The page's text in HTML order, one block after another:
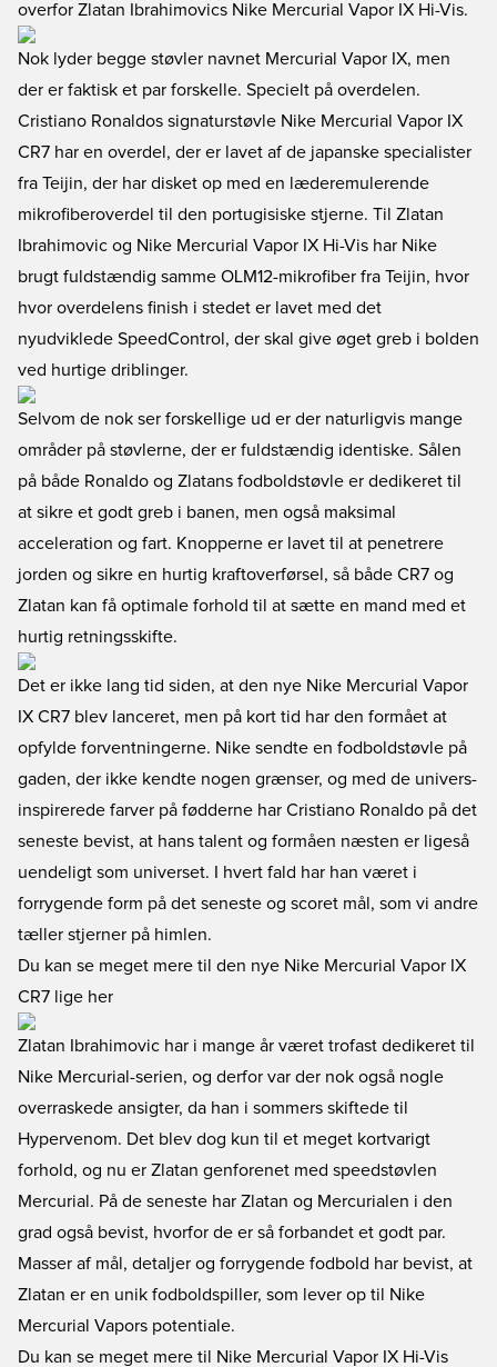
overfor Zlatan Ibrahimovics Nike Mercurial Vapor IX Hi-Vis.
Nok lyder begge støvler navnet Mercurial Vapor IX, men
der er faktisk et par forskelle. Specielt på overdelen.
Cristiano Ronaldos signaturstøvle Nike Mercurial Vapor IX
CR7 har en overdel, der er lavet af de japanske specialister
fra Teijin, der har disket op med en læderemulerende
mikrofiberoverdel til den portugisiske stjerne. Til Zlatan
Ibrahimovic og Nike Mercurial Vapor IX Hi-Vis har Nike
brugt fuldstændig samme OLM12-mikrofiber fra Teijin, hvor
hvor overdelens finish i stedet er lavet med det
nyudviklede SpeedControl, der skal give øget greb i bolden
ved hurtige driblinger.
Selvom de nok ser forskellige ud er der naturligvis mange
områder på støvlerne, der er fuldstændig identiske. Sålen
på både Ronaldo og Zlatans fodboldstøvle er dedikeret til
at sikre et godt greb i banen, men også maksimal
acceleration og fart. Knopperne er lavet til at penetrere
jorden og sikre en hurtig kraftoverførsel, så både CR7 og
Zlatan kan få optimale forhold til at sætte en mand med et
hurtig retningsskifte.
Det er ikke lang tid siden, at den nye Nike Mercurial Vapor
IX CR7 blev lanceret, men på kort tid har den formået at
opfylde forventningerne. Nike sendte en fodboldstøvle på
gaden, der ikke kendte nogen grænser, og med de univers-
inspirerede farver på fødderne har Cristiano Ronaldo på det
seneste bevist, at hans talent og formåen næsten er ligeså
uendeligt som universet. I hvert fald har han været i
forrygende form på det seneste og scoret mål, som vi andre
tæller stjerner på himlen.
Du kan se meget mere til den nye Nike Mercurial Vapor IX
CR7 lige her
Zlatan Ibrahimovic har i mange år været trofast dedikeret til
Nike Mercurial-serien, og derfor var der nok også nogle
overraskede ansigter, da han i sommers skiftede til
Hypervenom. Det blev dog kun til et meget kortvarigt
forhold, og nu er Zlatan genforenet med speedstøvlen
Mercurial. På de seneste har Zlatan og Mercurialen i den
grad også bevist, hvorfor de er så forbandet et godt par.
Masser af mål, detaljer og forrygende fodbold har bevist, at
Zlatan er en unik fodboldspiller, som lever op til Nike
Mercurial Vapors potentiale.
Du kan se meget mere til Nike Mercurial Vapor IX Hi-Vis